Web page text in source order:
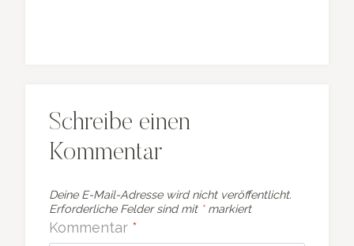
Schreibe einen
Kommentar
Deine E-Mail-Adresse wird nicht veröffentlicht.
Erforderliche Felder sind mit *markiert
Kommentar *